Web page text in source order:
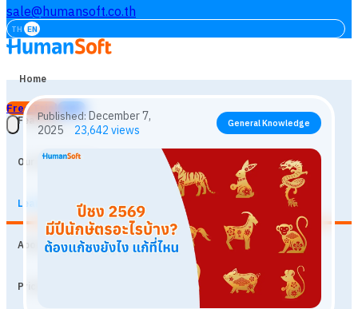
sale@humansoft.co.th
TH EN
Home
Features
Our Customers
Learning
About
Prices
Free Trial
Published:December 7,
2025 23,642views General Knowledge